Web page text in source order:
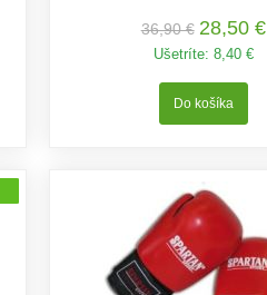
36,90 € 28,50 €
Ušetríte: 8,40 €